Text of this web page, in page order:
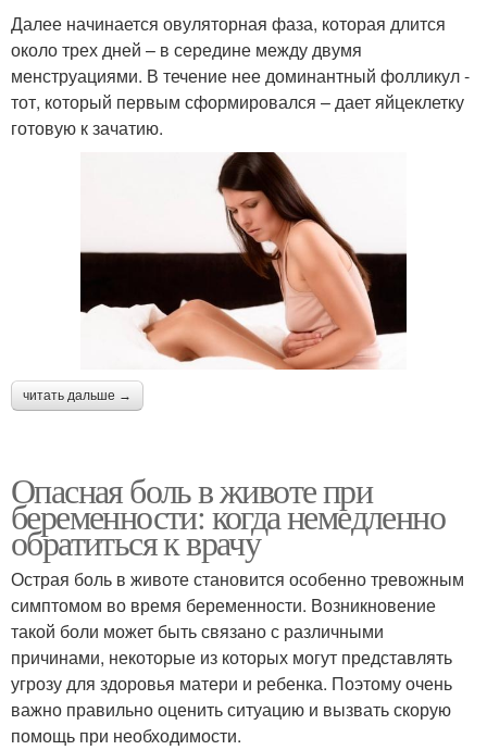
Далее начинается овуляторная фаза, которая длится
около трех дней – в середине между двумя
менструациями. В течение нее доминантный фолликул -
тот, который первым сформировался – дает яйцеклетку
готовую к зачатию.
читать дальше →
Опасная боль в животе при
беременности: когда немедленно
обратиться к врачу
Острая боль в животе становится особенно тревожным
симптомом во время беременности. Возникновение
такой боли может быть связано с различными
причинами, некоторые из которых могут представлять
угрозу для здоровья матери и ребенка. Поэтому очень
важно правильно оценить ситуацию и вызвать скорую
помощь при необходимости.